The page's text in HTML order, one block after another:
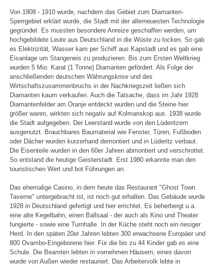
Von 1908 - 1910 wurde, nachdem das Gebiet zum Diamanten-
Sperrgebiet erklärt wurde, die Stadt mit der allerneuesten Technologie
gegründet. Es mussten besondere Anreize geschaffen werden, um
hochgebildete Leute aus Deutschland in die Wüste zu locken. So gab
es Elektrizität, Wasser kam per Schiff aus Kapstadt und es gab eine
Eisanlage um Stangeneis zu produzieren. Bis zum Ersten Weltkrieg
wurden 5 Mio. Karat (1 Tonne) Diamanten gefördert. Als Folge der
anschließenden deutschen Währungskrise und des
Wirtschaftszusammenbruchs in der Nachkriegszeit ließen sich
Diamanten kaum verkaufen. Auch die Tatsache, dass im Jahr 1928
Diamantenfelder am Oranje entdeckt wurden und die Steine hier
größer waren, wirkten sich negativ auf Kolmanskop aus. 1938 wurde
die Stadt aufgegeben. Der Leerstand wurde von den Lüderitzern
ausgenutzt. Brauchbares Baumaterial wie Fenster, Türen, Fußboden
oder Dächer wurden kurzerhand demontiert und in Lüderitz verbaut.
Die Eisenteile wurden in den 60er Jahren abmontiert und verschrottet.
So entstand die heutige Geisterstadt. Erst 1980 erkannte man den
touristischen Wert und bot Führungen an.
Das ehemalige Casino, in dem heute das Restaurant "Ghost Town
Taverne" untergebracht ist, ist noch gut erhalten. Das Gebäude wurde
1928 in Deutschland gefertigt und hier errichtet. Es beherbergt u.a.
eine alte Kegelbahn, einen Ballsaal - der auch als Kino und Theater
fungierte - sowie eine Turnhalle. In der Küche steht noch ein riesiger
Herd. In den späten 20er Jahren lebten 300 erwachsene Europäer und
800 Ovambo-Eingeborene hier. Für die bis zu 44 Kinder gab es eine
Schule. Die Beamten lebten in vornehmen Häusern, eines davon
wurde von Außen wieder restauriert. Das Arbeitervolk lebte in